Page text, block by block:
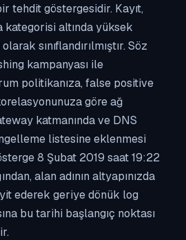
tehdit göstergesidir. Kayıt,
kategorisi altında yüksek
sınıflandırılmıştır. Söz
kampanyası ile
politikanıza, false positive
göre ağ
katmanında ve DNS
listesine eklenmesi
8 Şubat 2019 saat 19:22
alan adının altyapınızda
ederek geriye dönük log
bu tarihi başlangıç noktası